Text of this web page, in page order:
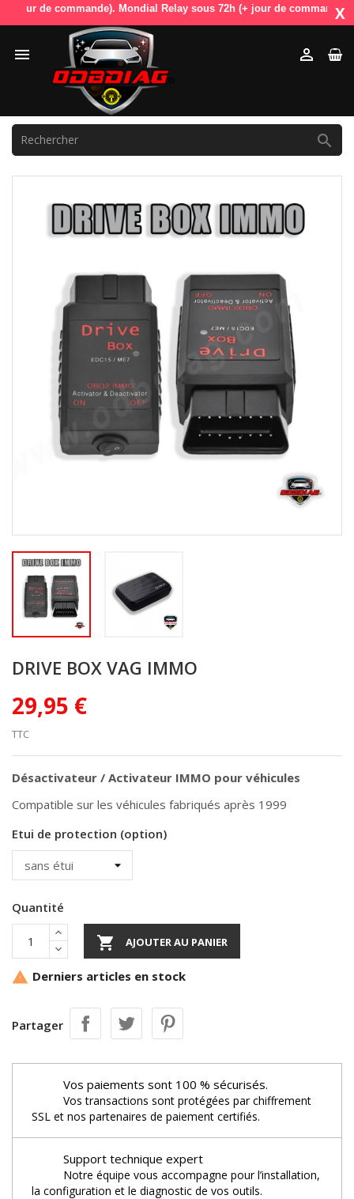
de commande). Mondial Relay sous 72h (+ jour de commande). X
 

DRIVE BOX VAG IMMO
29,95 €
TTC
Désactivateur / Activateur IMMO pour véhicules
Compatible sur les véhicules fabriqués après 1999
Etui de protection (option)
Quantité
 AJOUTER AU PANIER
 Derniers articles en stock
Partager
Vos paiements sont 100 % sécurisés.
Vos transactions sont protégées par chiffrement
SSL et nos partenaires de paiement certifiés.
Support technique expert
Notre équipe vous accompagne pour l’installation,
la configuration et le diagnostic de vos outils.